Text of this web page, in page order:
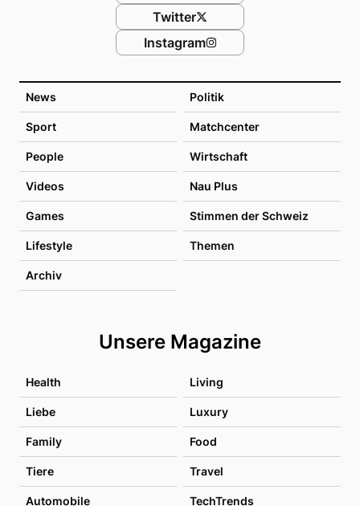
News Politik
Sport Matchcenter
People Wirtschaft
Videos Nau Plus
Games Stimmen der Schweiz
Lifestyle Themen
Archiv
Unsere Magazine
Health Living
Liebe Luxury
Family Food
Tiere Travel
Automobile TechTrends
Twitter
Instagram